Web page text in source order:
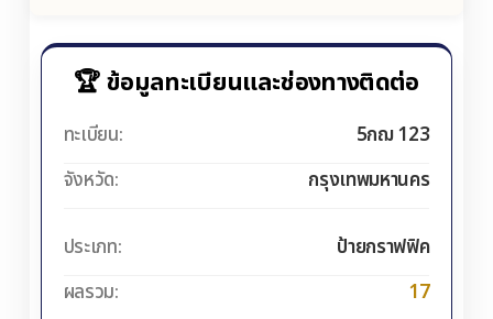
🏆 ข้อมูลทะเบียนและช่องทางติดต่อ
ทะเบียน:
5กฌ 123
จังหวัด:
กรุงเทพมหานคร
ประเภท:
ป้ายกราฟฟิค
ผลรวม:
17